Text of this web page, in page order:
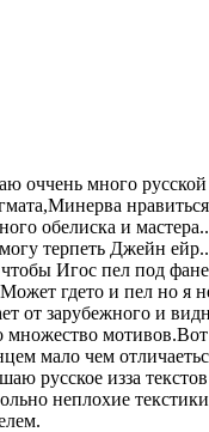
оччень много
обелиска и
терпеть Джейн
Игос пел под
гдето и пел но я
от зарубежного и
множество
мало чем
русское изза
неплохие